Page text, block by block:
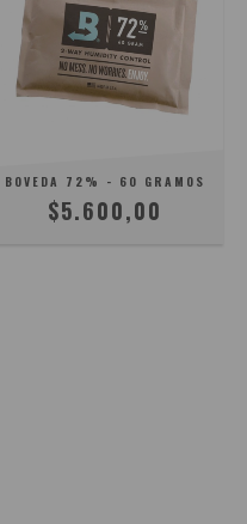
BOVEDA 72% - 60 GRAMOS
$5.600,00